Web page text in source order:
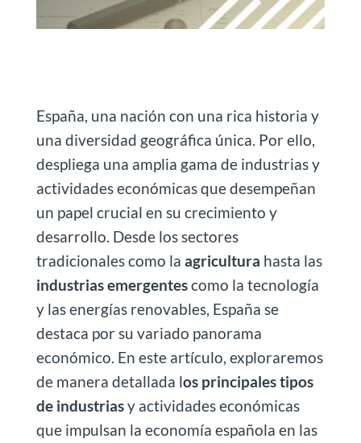
España, una nación con una rica historia y
una diversidad geográfica única. Por ello,
despliega una amplia gama de industrias y
actividades económicas que desempeñan
un papel crucial en su crecimiento y
desarrollo. Desde los sectores
tradicionales como la agricultura hasta las
industrias emergentescomo la tecnología
y las energías renovables, España se
destaca por su variado panorama
económico. En este artículo, exploraremos
de manera detallada los principales tipos
de industriasy actividades económicas
que impulsan la economía española en las